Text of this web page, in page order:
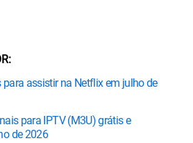
assistir na Netflix em julho de
para IPTV (M3U) grátis e
de 2026